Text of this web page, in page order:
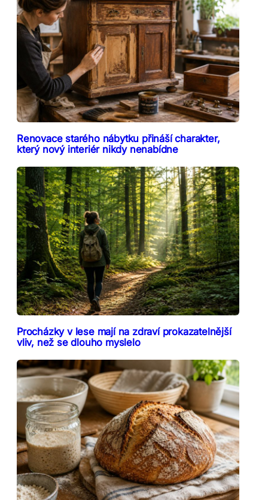
Renovace starého nábytku přináší charakter,
který nový interiér nikdy nenabídne
Procházky v lese mají na zdraví prokazatelnější
vliv, než se dlouho myslelo